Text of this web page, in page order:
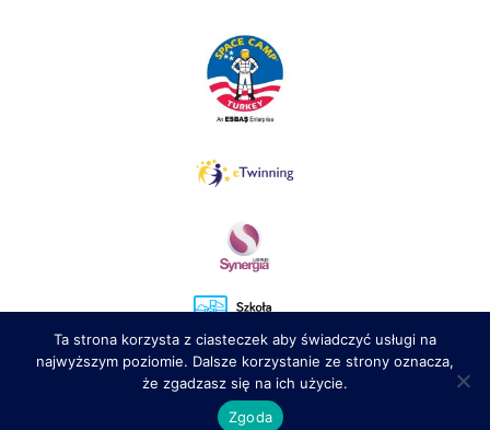
Ta strona korzysta z ciasteczek aby świadczyć usługi na
najwyższym poziomie. Dalsze korzystanie ze strony oznacza,
że zgadzasz się na ich użycie.
Zgoda